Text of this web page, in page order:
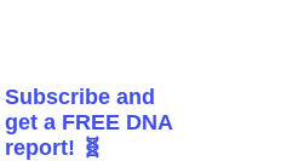
Subscribe and
get a FREE DNA
report! 🧬